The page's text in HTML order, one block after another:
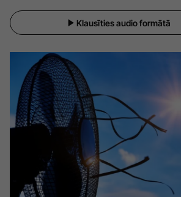
Veselība
Ģimene
Sports
Drošība
Izklaide
Pierīga
Mediju
Klausīties audio formātā